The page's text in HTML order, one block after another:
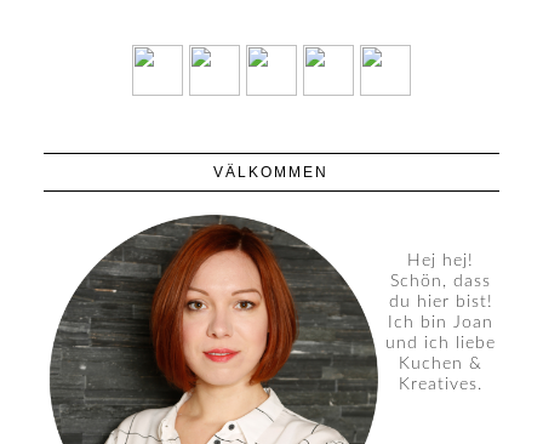
VÄLKOMMEN
Hej hej!
Schön, dass
du hier bist!
Ich bin Joan
und ich liebe
Kuchen &
Kreatives.